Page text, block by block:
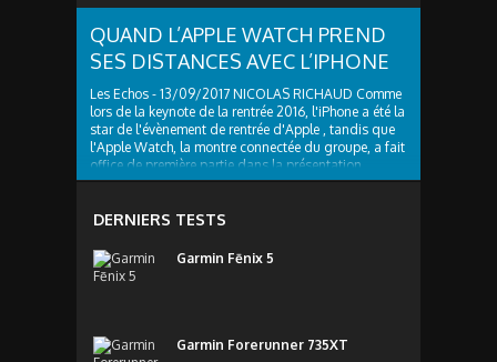
QUAND L’APPLE WATCH PREND
SES DISTANCES AVEC L’IPHONE
Les Echos - 13/09/2017 NICOLAS RICHAUD Comme
lors de la keynote de la rentrée 2016, l'iPhone a été la
star de l'évènement de rentrée d'Apple , tandis que
l'Apple Watch, la montre connectée du groupe, a fait
office de première partie dans la présentation
hardware des produits. Eclipsée par...
DERNIERS TESTS
Garmin Fēnix 5
Garmin Forerunner 735XT